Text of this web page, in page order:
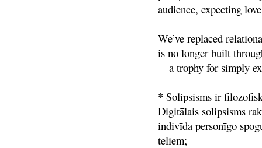
audience, expecting
We’ve replaced
is no longer built
—a trophy for simply
* Solipsisms ir
Digitālais solipsisms
indivīda personīgo
tēliem;